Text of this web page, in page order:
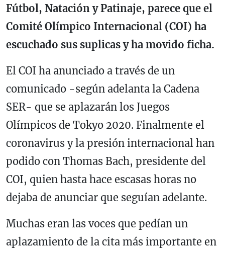
Fútbol, Natación y Patinaje, parece que el
Comité Olímpico Internacional (COI) ha
escuchado sus suplicas y ha movido ficha.
El COI ha anunciado a través de un
comunicado -según adelanta la Cadena
SER- que se aplazarán los Juegos
Olímpicos de Tokyo 2020. Finalmente el
coronavirus y la presión internacional han
podido con Thomas Bach, presidente del
COI, quien hasta hace escasas horas no
dejaba de anunciar que seguían adelante.
Muchas eran las voces que pedían un
aplazamiento de la cita más importante en